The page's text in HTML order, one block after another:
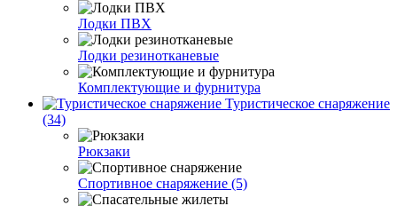
Лодки ПВХ
Лодки резинотканевые
Комплектующие и фурнитура
Туристическое снаряжение
(34)
Рюкзаки
Спортивное снаряжение (5)